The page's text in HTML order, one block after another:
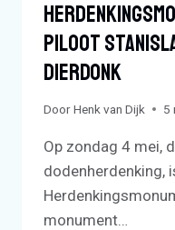
Piloot
Dierdonk
DoorHenk van Dijk 5
Op zondag 4 mei,
dodenherdenking,
monument…